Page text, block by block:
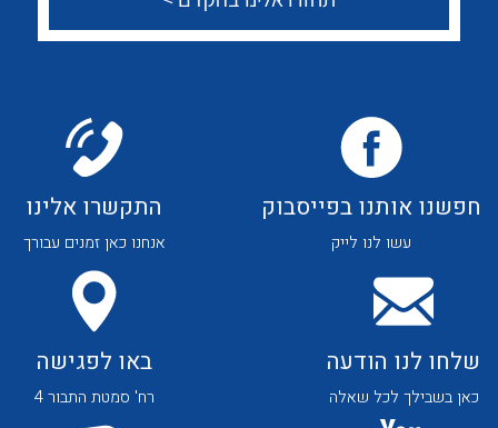
לכל מוצרי היצרן לכל מוצרי היצרן
חפשנו אותנו בפייסבוק
עשו לנו לייק
התקשרו אלינו
אנחנו כאן זמנים עבורך
שלחו לנו הודעה
כאן בשבילך לכל שאלה
באו לפגישה
רח' סמטת התבור 4